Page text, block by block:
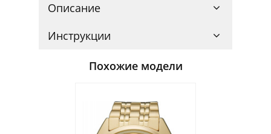
Описание
Инструкции
Похожие модели